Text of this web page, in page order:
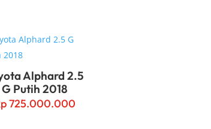
Alphard 2.5
G Putih 2018
725.000.000